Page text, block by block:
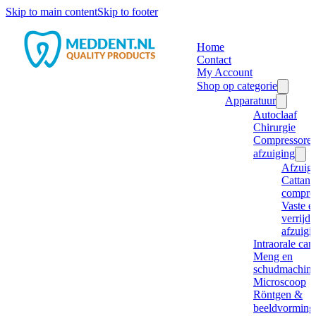
Skip to main contentSkip to footer
Home
Contact
My Account
Shop op categorie
Apparatuur
Autoclaaf
Chirurgie
afzuiging
Cattani
Vaste
Intraorale
Meng en
Microscoop
Röntgen &
beeldvorming